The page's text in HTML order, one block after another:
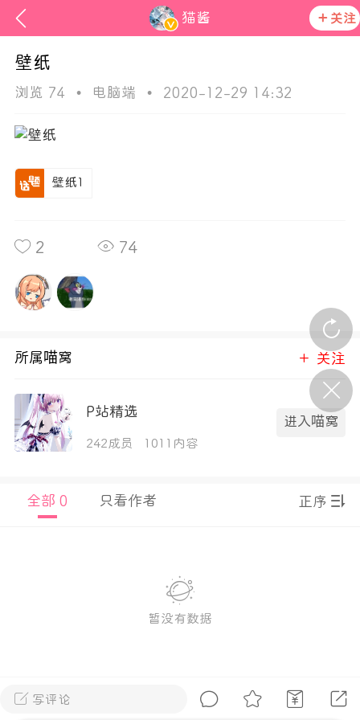
猫酱 关注
资讯
区发布非法内容 发现立即永久封号
官方公告
隐藏
P站美图推荐——紫发特辑
隐藏
写评论
壁纸
浏览 74 • 电脑端 • 2020-12-29 14:32
壁纸1
2 74
所属喵窝 关注
P站精选
242成员 1011内容
进入喵窝
全部 0 只看作者 正序
暂没有数据